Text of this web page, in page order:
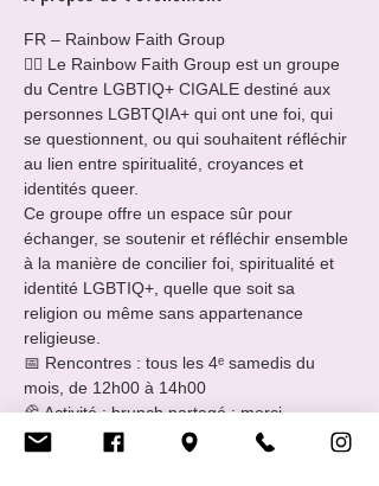
FR – Rainbow Faith Group
🏳️‍🌈 Le Rainbow Faith Group est un groupe
du Centre LGBTIQ+ CIGALE destiné aux
personnes LGBTQIA+ qui ont une foi, qui
se questionnent, ou qui souhaitent réfléchir
au lien entre spiritualité, croyances et
identités queer.
Ce groupe offre un espace sûr pour
échanger, se soutenir et réfléchir ensemble
à la manière de concilier foi, spiritualité et
identité LGBTIQ+, quelle que soit sa
religion ou même sans appartenance
religieuse.
📅 Rencontres : tous les 4ᵉ samedis du
mois, de 12h00 à 14h00
🥐 Activité : brunch partagé : merci
d’apporter de quoi manger ou boire à